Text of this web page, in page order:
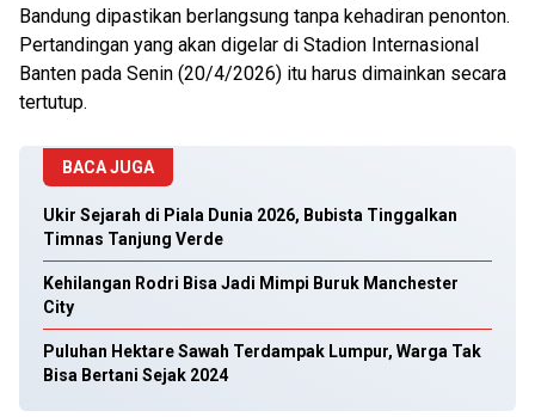
Bandung dipastikan berlangsung tanpa kehadiran penonton.
Pertandingan yang akan digelar di Stadion Internasional
Banten pada Senin (20/4/2026) itu harus dimainkan secara
tertutup.
BACA JUGA
Ukir Sejarah di Piala Dunia 2026, Bubista Tinggalkan
Timnas Tanjung Verde
Kehilangan Rodri Bisa Jadi Mimpi Buruk Manchester
City
Puluhan Hektare Sawah Terdampak Lumpur, Warga Tak
Bisa Bertani Sejak 2024